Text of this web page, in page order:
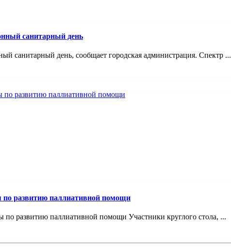
санитарный день
санитарный день, сообщает городская администрация. Спектр ...
по развитию паллиативной помощи
по развитию паллиативной помощи Участники круглого стола, ...